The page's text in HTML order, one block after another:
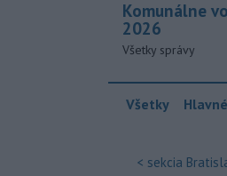
Komunálne
2026
Všetky správy
Všetky
< sekcia